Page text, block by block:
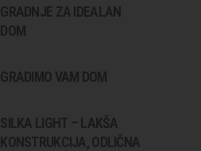
GRADNJE ZA IDEALAN
DOM
GRADIMO VAM DOM
SILKA LIGHT – LAKŠA
KONSTRUKCIJA, ODLIČNA